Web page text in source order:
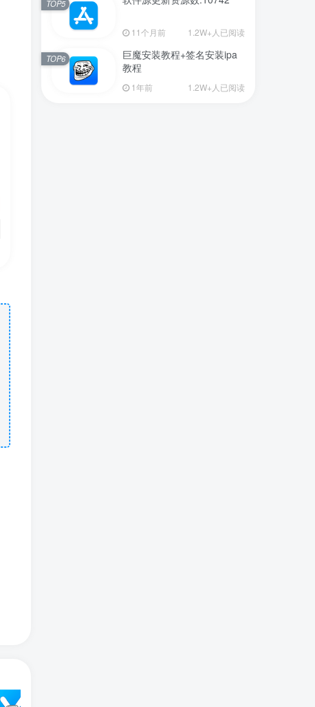
11个月前 1.2W+人已阅读
TOP5
巨魔安装教程+签名安装ipa
教程
1年前 1.2W+人已阅读
TOP6